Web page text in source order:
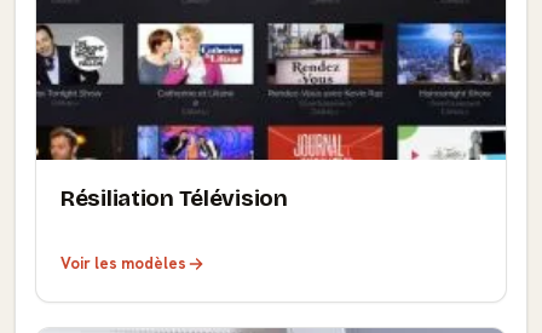
Résiliation Télévision
Voir les modèles